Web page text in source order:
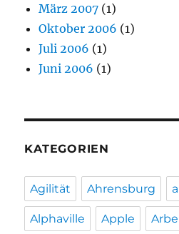
März 2007 (1)
Oktober 2006 (1)
Juli 2006 (1)
Juni 2006 (1)
KATEGORIEN
Agilität Ahrensburg
Alphaville Apple